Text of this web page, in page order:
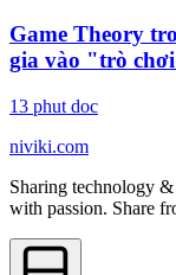
Game Theory
gia vào "trò
13 phut doc
niviki.com
Sharing technology
with passion. Share